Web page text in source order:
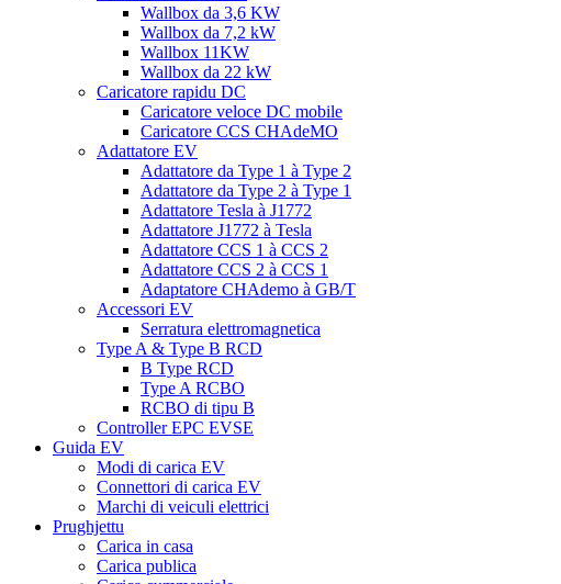
Wallbox da 3,6 KW
Wallbox da 7,2 kW
Wallbox 11KW
Wallbox da 22 kW
Caricatore rapidu DC
Caricatore veloce DC mobile
Caricatore CCS CHAdeMO
Adattatore EV
Adattatore da Type 1 à Type 2
Adattatore da Type 2 à Type 1
Adattatore Tesla à J1772
Adattatore J1772 à Tesla
Adattatore CCS 1 à CCS 2
Adattatore CCS 2 à CCS 1
Adaptatore CHAdemo à GB/T
Accessori EV
Serratura elettromagnetica
Type A & Type B RCD
B Type RCD
Type A RCBO
RCBO di tipu B
Controller EPC EVSE
Guida EV
Modi di carica EV
Connettori di carica EV
Marchi di veiculi elettrici
Prughjettu
Carica in casa
Carica publica